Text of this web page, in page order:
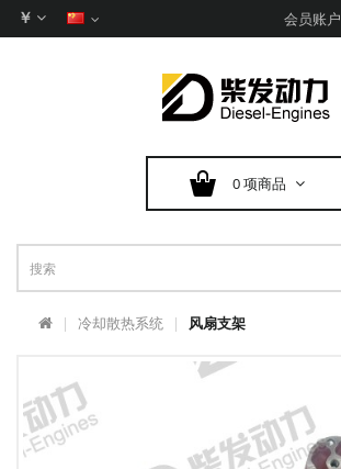
￥ 会员账户
0 项商品
冷却散热系统 风扇支架